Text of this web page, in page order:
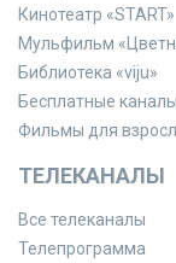
Кинотеатр «START»
Мульфильм
Библиотека «viju»
Бесплатные
Фильмы для
ТЕЛЕКАНАЛЫ
Все телеканалы
Телепрограмма